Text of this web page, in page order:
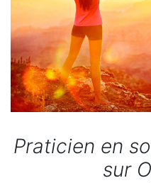
Praticien en
sur